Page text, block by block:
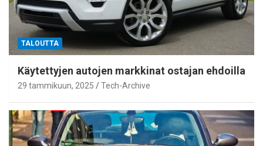
TALOUTTA
Käytettyjen autojen markkinat ostajan ehdoilla
29 tammikuun, 2025 Tech-Archive